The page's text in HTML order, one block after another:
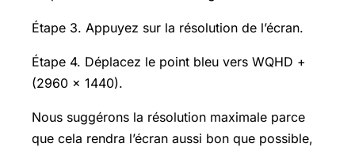
Étape 3. Appuyez sur la résolution de l’écran.
Étape 4. Déplacez le point bleu vers WQHD +
(2960 × 1440).
Nous suggérons la résolution maximale parce
que cela rendra l’écran aussi bon que possible,